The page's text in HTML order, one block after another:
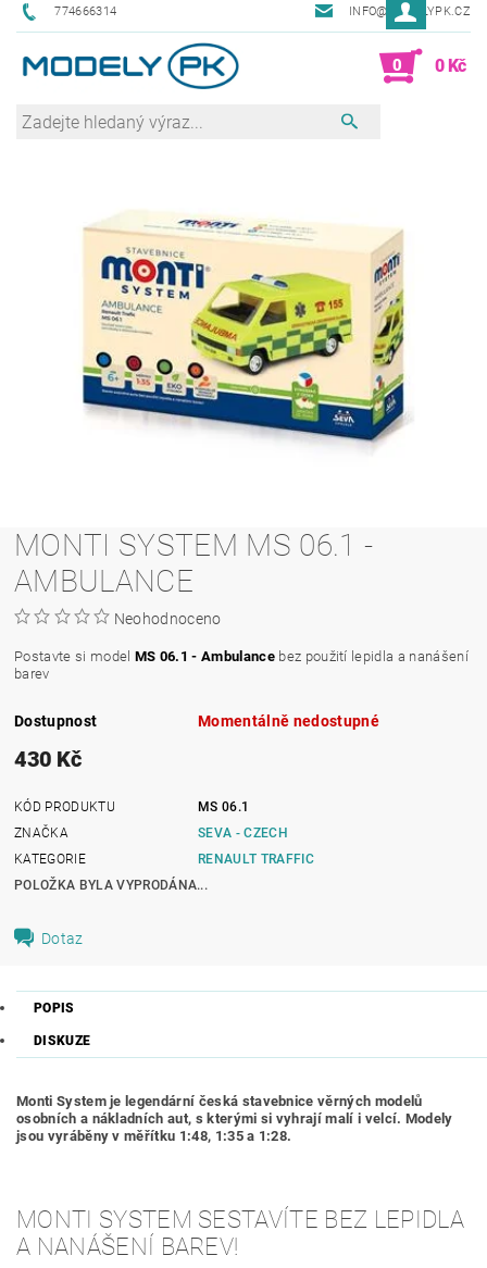
774666314 INFO@MODELYPK.CZ
0 0 Kč
MONTI SYSTEM MS 06.1 -
AMBULANCE
Neohodnoceno
Postavte si model MS 06.1 - Ambulance bez použití lepidla a nanášení
barev
Dostupnost Momentálně nedostupné
430 Kč
KÓD PRODUKTU
MS 06.1
ZNAČKA
SEVA - CZECH
KATEGORIE
RENAULT TRAFFIC
POLOŽKA BYLA VYPRODÁNA...
Dotaz
POPIS
DISKUZE
Monti System je legendární česká stavebnice věrných modelů
osobních a nákladních aut, s kterými si vyhrají malí i velcí. Modely
jsou vyráběny v měřítku 1:48, 1:35 a 1:28.
MONTI SYSTEM SESTAVÍTE BEZ LEPIDLA
A NANÁŠENÍ BAREV!